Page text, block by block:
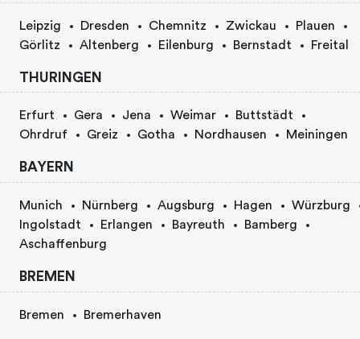
Leipzig Dresden Chemnitz Zwickau
Plauen
Görlitz
Altenberg Eilenburg Bernstadt Freital
THURINGEN
Erfurt Gera Jena Weimar
Buttstädt
Ohrdruf
Greiz Gotha Nordhausen Meiningen
BAYERN
Munich Nürnberg Augsburg Hagen
Würzburg
Ingolstadt
Erlangen Bayreuth
Bamberg
Aschaffenburg
BREMEN
Bremen Bremerhaven